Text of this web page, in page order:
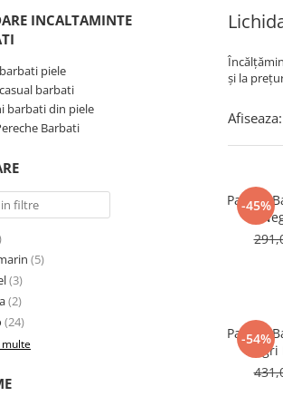
și la
INCALTAMINTE
piele
barbati
barbati din piele
Barbati
(5)
(3)
(2)
(24)
multe
Afiseaza:
-45%
Pantofi
-54%
Pantofi
Negri